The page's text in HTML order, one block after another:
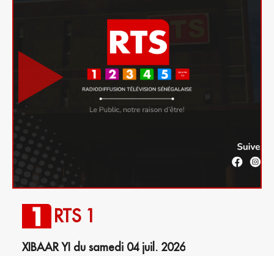
RTS 1
XIBAAR YI du samedi 04 juil. 2026